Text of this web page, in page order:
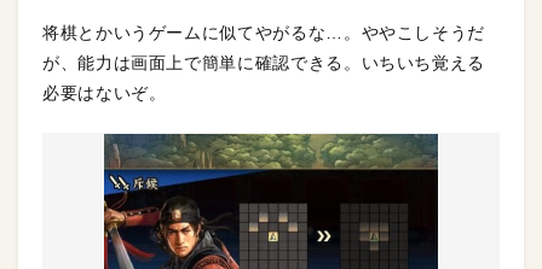
将棋とかいうゲームに似てやがるな…。ややこしそうだ
が、能力は画面上で簡単に確認できる。いちいち覚える
必要はないぞ。